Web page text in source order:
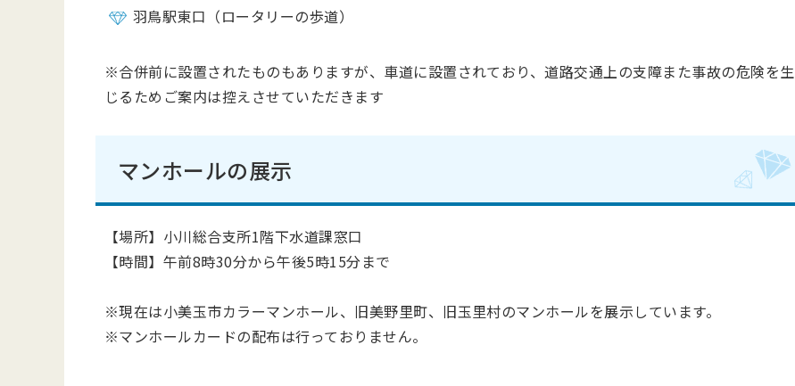
羽鳥駅東口（ロータリーの歩道）
※合併前に設置されたものもありますが、車道に設置されており、道路交通上の支障また事故の危険を生
じるためご案内は控えさせていただきます
マンホールの展示
【場所】小川総合支所1階下水道課窓口
【時間】午前8時30分から午後5時15分まで
※現在は小美玉市カラーマンホール、旧美野里町、旧玉里村のマンホールを展示しています。
※マンホールカードの配布は行っておりません。